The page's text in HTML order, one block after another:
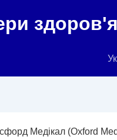
здоров'я
Медікал (Oxford